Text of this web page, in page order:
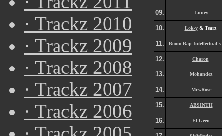
· Trackz 2010
· Trackz 2009
· Trackz 2008
· Trackz 2007
· Trackz 2006
09. Luney
10. Lok-y& Tearz
11. Boom Bap
12. Charon
13. Mohandez
14. Mrs.Rose
15. ABSINTH
16. El Geen